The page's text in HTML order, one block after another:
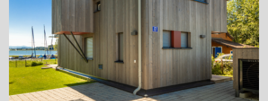
KONTAKT
ADRESSE